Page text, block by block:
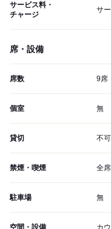
サービス料・
チャージ
サ
席・設備
席数 9席
個室 無
貸切 不可
禁煙・喫煙 全
駐車場 無
空間・設備 カ